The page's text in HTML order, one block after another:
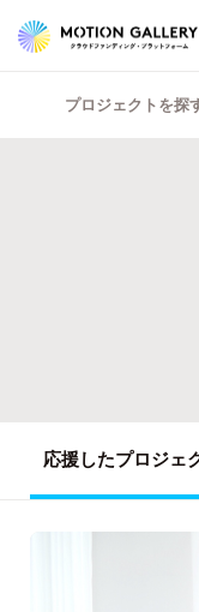
プロジェクトを探
応援したプロジェ